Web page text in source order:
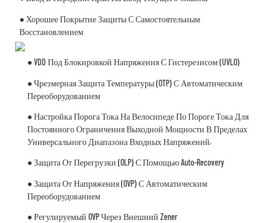
● Хорошее Покрытие Защиты С Самостоятельным
Восстановлением
● VDD Под Блокировкой Напряжения С Гистерезисом (UVLO)
● Чрезмерная Защита Температуры (OTP) С Автоматическим
Переоборудованием
● Настройка Порога Тока На Велосипеде По Пороге Тока Для
Постоянного Ограничения Выходной Мощности В Пределах
Универсального Диапазона Входных Напряжений.
● Защита От Перегрузки (OLP) С Помощью Auto-Recovery
● Защита От Напряжения (OVP) С Автоматическим
Переоборудованием
● Регулируемый OVP Через Внешний Zener